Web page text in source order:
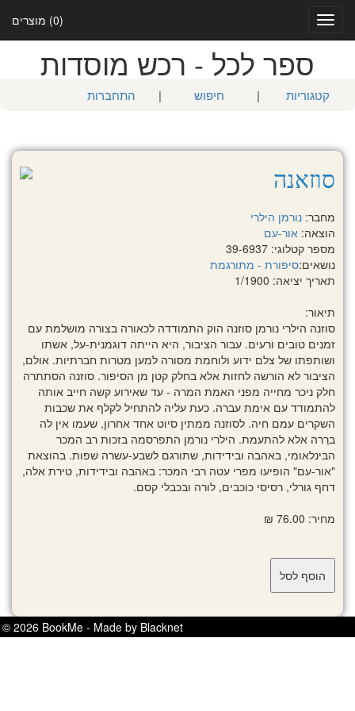
(0) מוצרים
Toggle
navigation
ספר לכל - רכש מוסדות
קטגוריות | חיפוש | התחברות
סוזאנה
מחבר: נורמן הילרי
הוצאה: אור-עם
מספר קטלוגי: 39-6937
נושאים:סיפורת - מתורגמת
תאריך יציאה: 1/1900
תיאור:
סוזנה הילרי נורמן סוזנה הוק התמודדה לכאורה בצורה מושלמת עם
זמנים טובים ורעים. עבור הציבור, היא הייתה דוגמנית-על, אשתו
ושותפתו של צלם ידוע ולוחמת מסורה למען מטרות חברתיות. אולם,
הציבור לא הורשה לחזות אלא בחלק קטן מן הסיפור. סוזנה הסתתרה
חלק ניכר מחייה מפני האמת המרה - עד שאירוע קשה חייב אותה
להתמודד עם אימת עברה. כעת עליה להתחיל לקלף את שכבות
השקרים עמם חיה. לסוזנה ממתין סיוט אחד אחרון, שעמו אין לה
ברֵרה אלא להתעמת. הילרי נורמן התפרסמה בזכות רב המכר
הבינלאומי, באהבה ובידידות, שתורגם לשבע-עשרה שפות. בהוצאת
"אור-עם" הופיעו מפרי עטה רבי המכר: באהבה ובידידות, טירת אלה,
דחף גורלי, רסיסי כוכבים, לורה ובכבלי קסם.
מחיר: 76.00 ₪
© 2026 BookMe - Made by Blacknet